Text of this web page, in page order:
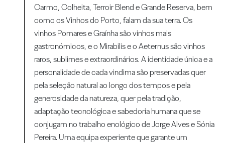
Carmo, Colheita, Terroir Blend e Grande Reserva, bem
como os Vinhos do Porto, falam da sua terra. Os
vinhos Pomares e Graínha são vinhos mais
gastronómicos, e o Mirabilis e o Aeternus são vinhos
raros, sublimes e extraordinários. A identidade única e a
personalidade de cada vindima são preservadas quer
pela seleção natural ao longo dos tempos e pela
generosidade da natureza, quer pela tradição,
adaptação tecnológica e sabedoria humana que se
conjugam no trabalho enológico de Jorge Alves e Sónia
Pereira. Uma equipa experiente que garante um